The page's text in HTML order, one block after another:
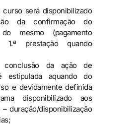
curso será disponibilizado
da confirmação do
do mesmo (pagamento
1.ª prestação quando
da ação de
estipulada aquando do
e devidamente definida
disponibilizado aos
duração/disponibilização